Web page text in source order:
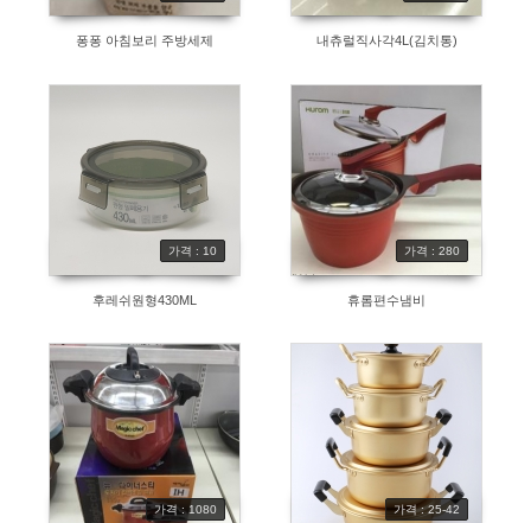
퐁퐁 아침보리 주방세제 내츄럴직사각4L(김치통)
가격 : 10
후레쉬원형430ML
가격 : 280
휴롬편수냄비
가격 : 1080 가격 : 25-42